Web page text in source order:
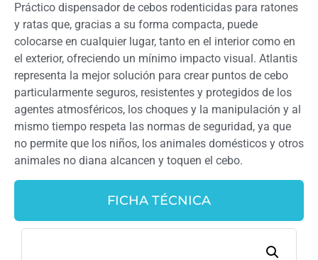
Práctico dispensador de cebos rodenticidas para ratones
y ratas que, gracias a su forma compacta, puede
colocarse en cualquier lugar, tanto en el interior como en
el exterior, ofreciendo un mínimo impacto visual. Atlantis
representa la mejor solución para crear puntos de cebo
particularmente seguros, resistentes y protegidos de los
agentes atmosféricos, los choques y la manipulación y al
mismo tiempo respeta las normas de seguridad, ya que
no permite que los niños, los animales domésticos y otros
animales no diana alcancen y toquen el cebo.
FICHA TÉCNICA